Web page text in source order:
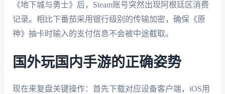
《地下城与勇士》后，Steam账号突然出现阿根廷区消费
记录。相比下番茄采用银行级别的传输加密，确保《原
神》抽卡时输入的支付信息不会被中途截取。
国外玩国内手游的正确姿势
现在来复盘关键操作：首先下载对应设备客户端，iOS用